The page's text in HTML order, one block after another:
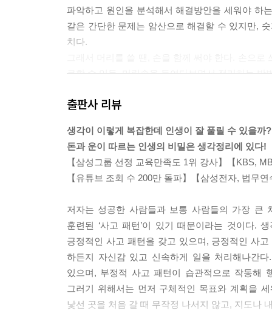
파악하고 원인을 분석해서 해결방안을 세워야 하
같은 간단한 문제는 암산으로 해결할 수 있지만,
치다.
료할 수 있듯, 머릿속을 들여다보면서 정리하는 방
만, 분명한 차이가 있다. 목표는 목적을 이루기 위
적인 목표들을 통해서 목적을 이룰 수 있다.
--- 「제2장 _당신의 생각을 컨설팅해드립니다」
인드맵과 디지털 마인드맵의 장단점을 이해하고
손 마인드맵은 언제 어디서든 생각을 자유롭게
기억에도 더 오래 남는다. 그러나 손 마인드맵에
이 변화하는데 한번 작성하면 고치기가 쉽지 않다
으로 디지털 마인드맵이 개발됐다.
--- 「제3장 _당신의 아이디어를 정리해드립니다」
출판사 리뷰
생각이 이렇게 복잡한데 인생이 잘 풀릴 수 있을까
돈과 운이 따르는 인생의 비밀은 생각정리에 있다!
【삼성그룹 선정 교육만족도 1위 강사】【KBS,
【유튜브 조회 수 200만 돌파】【삼성전자, 법무
저자는 성공한 사람들과 보통 사람들의 가장 큰
훈련된 ‘사고 패턴’이 있기 때문이라는 것이다.
긍정적인 사고 패턴을 갖고 있으며, 긍정적인 사
하든지 자신감 있고 신속하게 일을 처리해나간
있으며, 부정적 사고 패턴이 습관적으로 작동해
그러기 위해서는 먼저 구체적인 목표와 계획을
낯선 곳을 처음 갈 때 무작정 나서지 않고, 지도나